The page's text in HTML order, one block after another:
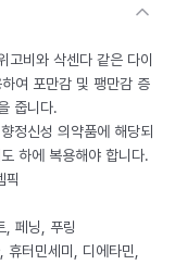
고비와 삭센다 같은 다이
여 포만감 및 팽만감 증
줍니다.
정신성 의약품에 해당되
하에 복용해야 합니다.
픽
페닝, 푸링
터민세미, 디에타민,